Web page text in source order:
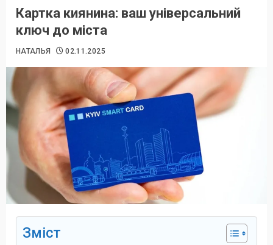
Картка киянина: ваш універсальний
ключ до міста
НАТАЛЬЯ 02.11.2025
Зміст